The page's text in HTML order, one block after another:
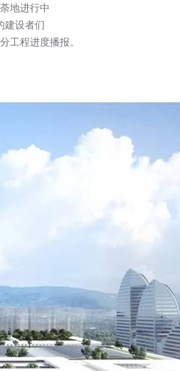
地进行中
建设者们
工程进度播报。